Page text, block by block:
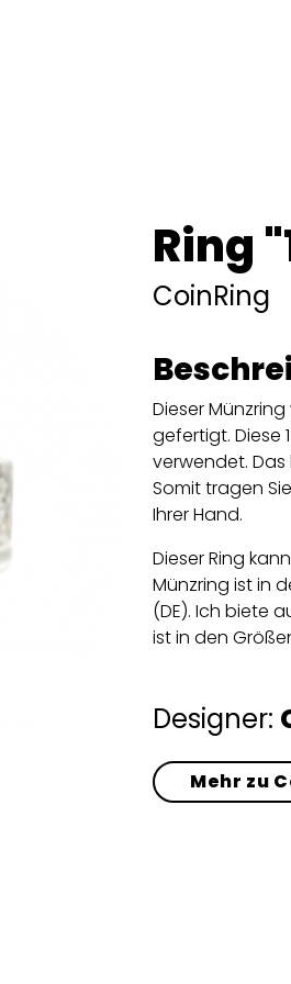
Ring
CoinRing
Dieser
gefertigt. Diese
verwendet.
Somit tragen
Ihrer Hand.
Dieser Ring
Münzring ist in
(DE). Ich biete
ist in den
Designer:
Mehr zu